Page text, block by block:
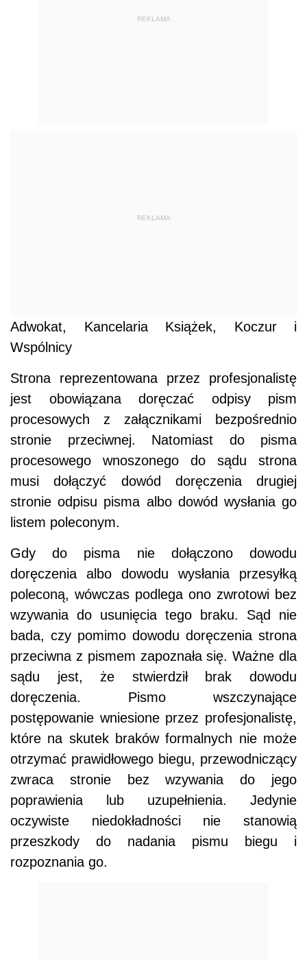
REKLAMA
REKLAMA
Adwokat, Kancelaria Książek, Koczur i
Wspólnicy
Strona reprezentowana przez profesjonalistę
jest obowiązana doręczać odpisy pism
procesowych z załącznikami bezpośrednio
stronie przeciwnej. Natomiast do pisma
procesowego wnoszonego do sądu strona
musi dołączyć dowód doręczenia drugiej
stronie odpisu pisma albo dowód wysłania go
listem poleconym.
Gdy do pisma nie dołączono dowodu
doręczenia albo dowodu wysłania przesyłką
poleconą, wówczas podlega ono zwrotowi bez
wzywania do usunięcia tego braku. Sąd nie
bada, czy pomimo dowodu doręczenia strona
przeciwna z pismem zapoznała się. Ważne dla
sądu jest, że stwierdził brak dowodu
doręczenia. Pismo wszczynające
postępowanie wniesione przez profesjonalistę,
które na skutek braków formalnych nie może
otrzymać prawidłowego biegu, przewodniczący
zwraca stronie bez wzywania do jego
poprawienia lub uzupełnienia. Jedynie
oczywiste niedokładności nie stanowią
przeszkody do nadania pismu biegu i
rozpoznania go.